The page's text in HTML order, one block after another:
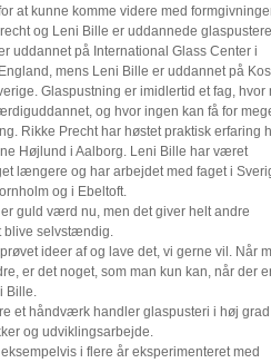
at kunne komme videre med
og Leni Bille er uddannede
uddannet på International Glass Center i
mens Leni Bille er uddannet på
Glaspustning er imidlertid et fag, hvor
og hvor ingen kan få for
Rikke Precht har høstet praktisk erfaring
Højlund i Aalborg. Leni Bille har været
længere og har arbejdet med faget i
og i Ebeltoft.
guld værd nu, men det giver helt andre
blive selvstændig.
ideer af og lave det, vi gerne vil. Når
er det noget, som man kun kan, når der
Bille.
et håndværk handler glaspusteri i høj
og udviklingsarbejde.
i flere år eksperimenteret med